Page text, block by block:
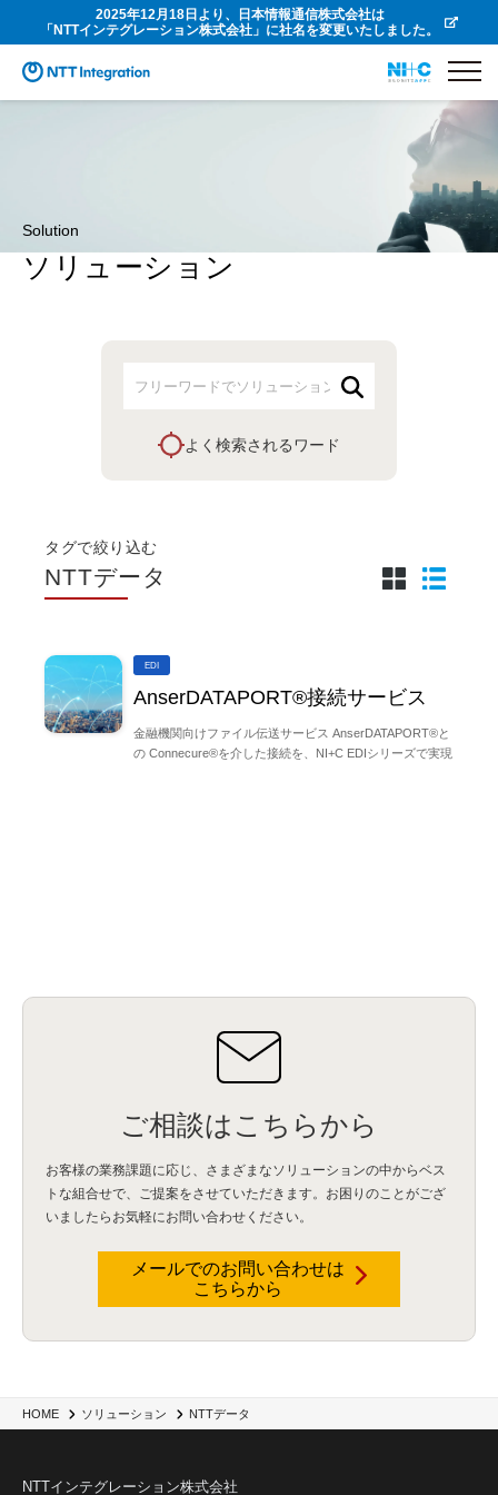
2025年12月18日より、日本情報通信株式会社は
「NTTインテグレーション株式会社」に社名を変更いたしました。
Solution
ソリューション
HOME ソリューション NTTデータ
よく検索されるワード
タグで絞り込む
NTTデータ
EDI
AnserDATAPORT®接続サービス
金融機関向けファイル伝送サービス AnserDATAPORT®と
の Connecure®を介した接続を、NI+C EDIシリーズで実現
ご相談はこちらから
お客様の業務課題に応じ、さまざまなソリューションの中からベス
トな組合せで、
ご提案をさせていただきます。お困りのことがござ
いましたらお気軽にお問い合わせください。
メールでのお問い合わせは
こちらから
NTTインテグレーション株式会社